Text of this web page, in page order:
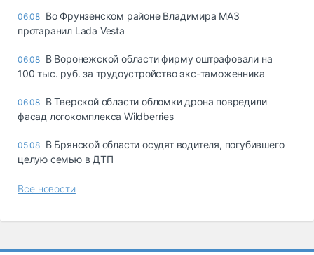
06.08 Во Фрунзенском районе Владимира МАЗ
протаранил Lada Vesta
06.08 В Воронежской области фирму оштрафовали на
100 тыс. руб. за трудоустройство экс-таможенника
06.08 В Тверской области обломки дрона повредили
фасад логокомплекса Wildberries
05.08 В Брянской области осудят водителя, погубившего
целую семью в ДТП
Все новости